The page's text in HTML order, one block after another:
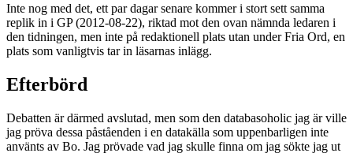
Inte nog med det, ett par dagar senare kommer i stort sett samma
replik in i GP (2012-08-22), riktad mot den ovan nämnda ledaren i
den tidningen, men inte på redaktionell plats utan under Fria Ord, en
plats som vanligtvis tar in läsarnas inlägg.
Efterbörd
Debatten är därmed avslutad, men som den databasoholic jag är ville
jag pröva dessa påståenden i en datakälla som uppenbarligen inte
använts av Bo. Jag prövade vad jag skulle finna om jag sökte jag ut